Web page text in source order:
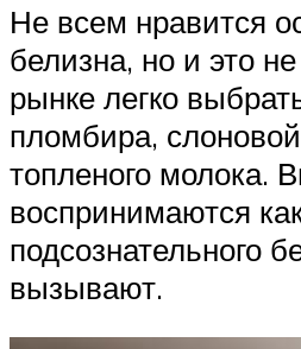
Не всем нравится
белизна, но и это
рынке легко
пломбира,
топленого молока.
воспринимаются
подсознательного
вызывают.